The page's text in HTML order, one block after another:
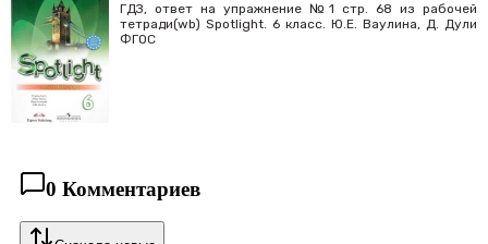
ГДЗ, ответ на упражнение №1 стр. 68 из рабочей
тетради(wb) Spotlight. 6 класс. Ю.Е. Ваулина, Д. Дули
ФГОС